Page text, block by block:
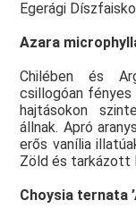
Egerági
Azara
Chilében és
csillogóan fényes
hajtásokon
állnak. Apró
erős vanília
Zöld és tarkázott
Choysia ternata